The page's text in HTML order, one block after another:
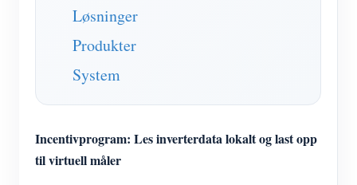
Hjemmeautomatisering
Fabrikkenergiovervåking
Dokument
Blogger
Utvikler
Ta kontakt med
Løsninger
Produkter
System
Incentivprogram: Les inverterdata lokalt og last opp
til virtuell måler